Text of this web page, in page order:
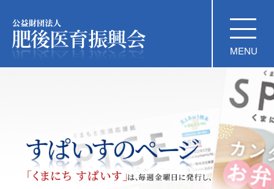
公益財団法人 肥後医育振興